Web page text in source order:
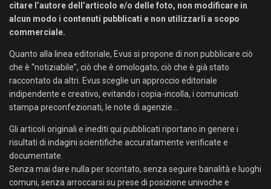
citare l’autore dell’articolo e/o delle foto, non modificare in
alcun modo i contenuti pubblicati e non utilizzarli a scopo
commerciale.
Quanto alla linea editoriale, Evus si propone di non pubblicare ciò
che è “notiziabile”, ciò che è omologato, ciò che è già stato
raccontato da altri. Evus sceglie un approccio editoriale
indipendente e creativo, evitando i copia-incolla, i comunicati
stampa preconfezionati, le note di agenzie…
Gli articoli originali e inediti qui pubblicati riportano in genere i
risultati di indagini scientifiche accuratamente verificate e
documentate.
Senza mai dare nulla per scontato, senza seguire banalità e luoghi
comuni, senza arroccarsi su prese di posizione univoche e